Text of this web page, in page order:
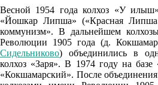
15:00
29.9°
758
48%
4.8
Весной 1954 года колхоз «У
«Йошкар Липша» («Красная
коммунизм». В дальнейшем
Революции 1905 года (д.
Сидельниково) объединились в
колхоз «Заря». В 1974 году на базе
«Кокшамарский». После